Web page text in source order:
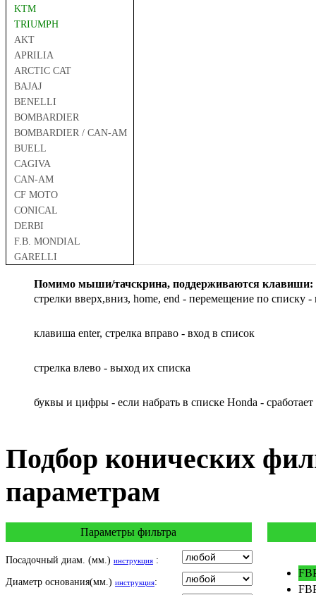
KTM
TRIUMPH
AKT
APRILIA
ARCTIC CAT
BAJAJ
BENELLI
BOMBARDIER
BOMBARDIER / CAN-AM
BUELL
CAGIVA
CAN-AM
CF MOTO
CONICAL
DERBI
F.B. MONDIAL
GARELLI
GILERA
HARLEY DAVIDSON
HYOSUNG / KR MOTORS
KEEWAY
MBK
MOTO GUZZI
MOTO MORINI
MV AGUSTA
NORTON
PRE-FILTERS
ROYAL ENFIELD
Помимо мыши/тачскрина, поддерживаются клавиши:
стрелки вверх,вниз, home, end - перемещение по списку
клавиша enter, стрелка вправо - вход в список
cтрелка влево - выход их списка
буквы и цифры - если набрать в списке Honda -
Подбор конических
параметрам
Параметры фильтра
Посадочный диам. (мм.) инструкция :
Диаметр основания(мм.) инструкция: